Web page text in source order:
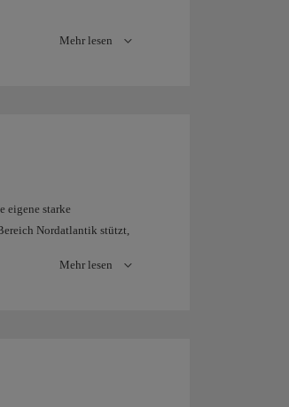
Mehr lesen
eigene starke
Nordatlantik stützt,
mehr als 150 USA-interne
die Nordamerika-
Mehr lesen